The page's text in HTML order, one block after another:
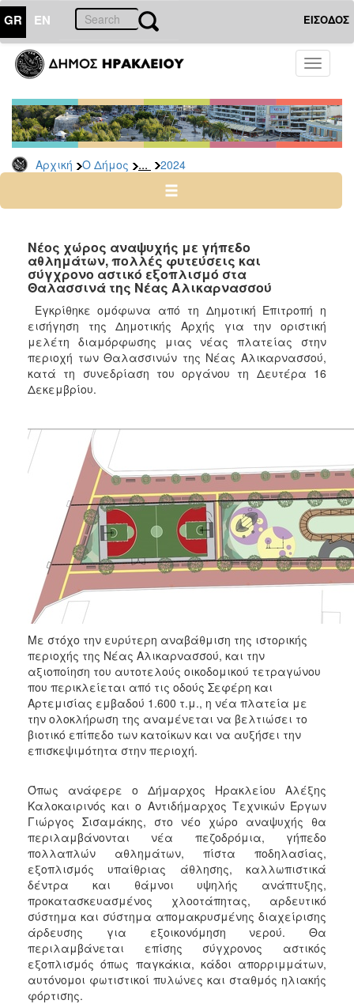
GR EN ΕΙΣΟΔΟΣ
Toggle
Αρχική Ο Δήμος ... 2024
ΔΗΜΟΣ
Δελτία
Τύπου
Αρχείο
2026
2024
2022
2021
2020
2019
2018
2017
2015
2013
2012
2011
2010
2006
ΤΟΠΟΣ
ΠΟΛΙΤΙΣΜΟΣ
ΑΝΘΕΚΤΙΚΗ
ΠΟΛΗ
Νέος χώρος αναψυχής με γήπεδο
αθλημάτων, πολλές φυτεύσεις και
σύγχρονο αστικό εξοπλισμό στα
Θαλασσινά της Νέας Αλικαρνασσού
Εγκρίθηκε ομόφωνα από τη Δημοτική Επιτροπή η
εισήγηση της Δημοτικής Αρχής για την οριστική
μελέτη διαμόρφωσης μιας νέας πλατείας στην
περιοχή των Θαλασσινών της Νέας Αλικαρνασσού,
κατά τη συνεδρίαση του οργάνου τη Δευτέρα 16
Δεκεμβρίου.
Με στόχο την ευρύτερη αναβάθμιση της ιστορικής
περιοχής της Νέας Αλικαρνασσού, και την
αξιοποίηση του αυτοτελούς οικοδομικού τετραγώνου
που περικλείεται από τις οδούς Σεφέρη και
Αρτεμισίας εμβαδού 1.600 τ.μ., η νέα πλατεία με
την ολοκλήρωση της αναμένεται να βελτιώσει το
βιοτικό επίπεδο των κατοίκων και να αυξήσει την
επισκεψιμότητα στην περιοχή.
Όπως ανάφερε ο Δήμαρχος Ηρακλείου Αλέξης
Καλοκαιρινός και ο Αντιδήμαρχος Τεχνικών Έργων
Γιώργος Σισαμάκης, στο νέο χώρο αναψυχής θα
περιλαμβάνονται νέα πεζοδρόμια, γήπεδο
πολλαπλών αθλημάτων, πίστα ποδηλασίας,
εξοπλισμός υπαίθριας άθλησης, καλλωπιστικά
δέντρα και θάμνοι υψηλής ανάπτυξης,
προκατασκευασμένος χλοοτάπητας, αρδευτικό
σύστημα και σύστημα απομακρυσμένης διαχείρισης
άρδευσης για εξοικονόμηση νερού. Θα
περιλαμβάνεται επίσης σύγχρονος αστικός
εξοπλισμός όπως παγκάκια, κάδοι απορριμμάτων,
αυτόνομοι φωτιστικοί πυλώνες και σταθμός ηλιακής
φόρτισης.